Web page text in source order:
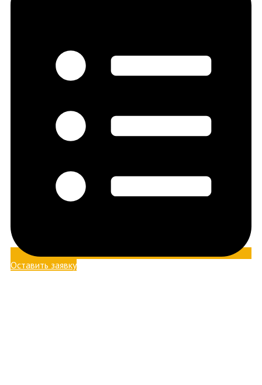
Оставить заявку